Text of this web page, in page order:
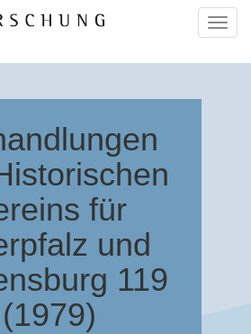
ein-/
für
und
119
(1979)